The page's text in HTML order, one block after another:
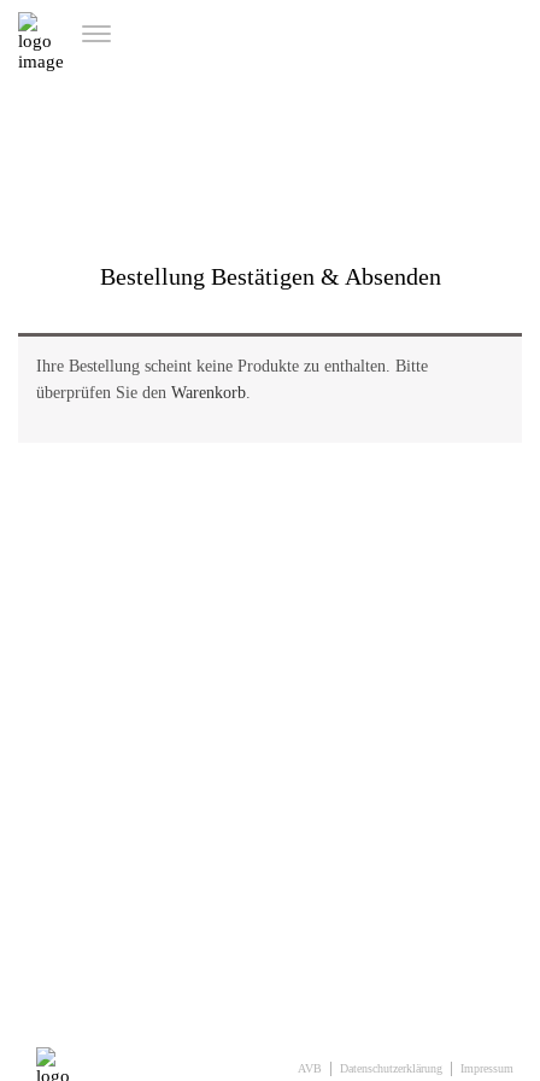
Bestellung Bestätigen & Absenden
Ihre Bestellung scheint keine Produkte zu enthalten. Bitte
überprüfen Sie den Warenkorb.
Impressum
Datenschutzerklärung
AVB